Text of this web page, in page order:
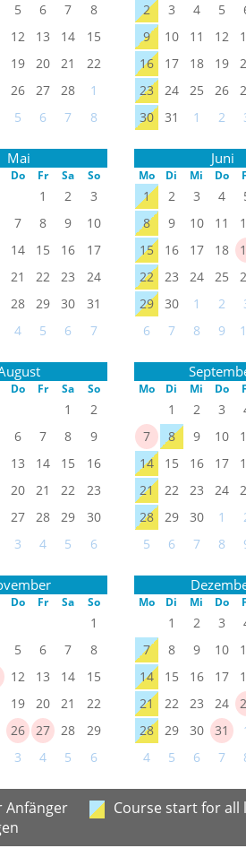
5 6 7
8
12 13 14
15
19 20 21
22
26 27 28
1
5 6 7 8
2
3 4 5
9
10 11 12
16
17 18 19
23
24 25 26
30
31 1 2
Mai
Do Fr Sa So
1 2
3
7 8 9
10
14 15 16
17
21 22 23
24
28 29 30
31
4 5 6 7
Juni
Mo Di Mi Do
1 2 3 4
8
9 10 11
15
16 17 18
22
23 24 25
29
30 1 2
6
7 8 9
Do Fr Sa So
1
2
6 7 8
9
13 14 15
16
20 21 22
23
27 28 29
30
3 4 5 6
Mo Di Mi Do
1 2 3
7
8 9 10
14
15 16 17
21
22 23 24
28
29 30 1
5
6 7 8
Do Fr Sa So
1
5 6 7
8
12 13 14
15
19 20 21
22
26 27 28
29
3 4 5 6
Mo Di Mi Do
1 2 3
7
8 9 10
14
15 16 17
21
22 23 24
28
29 30 31
4
5 6 7
Anfänger
Course start for all